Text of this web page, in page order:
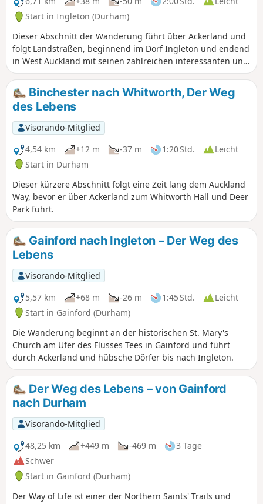
Start in Ingleton (Durham)
Dieser Abschnitt der Wanderung führt über Ackerland und
folgt Landstraßen, beginnend im Dorf Ingleton und endend
in West Auckland mit seinen zahlreichen interessanten und
historischen Gebäuden.
Binchester nach Whitworth, Der Weg
des Lebens
Visorando-Mitglied
4,54 km
+12 m -37 m 1:20 Std.
Leicht
Start in Durham
Dieser kürzere Abschnitt folgt eine Zeit lang dem Auckland
Way, bevor er über Ackerland zum Whitworth Hall und Deer
Park führt.
Gainford nach Ingleton – Der Weg des
Lebens
Visorando-Mitglied
5,57 km
+68 m -26 m 1:45 Std.
Leicht
Start in Gainford (Durham)
Die Wanderung beginnt an der historischen St. Mary's
Church am Ufer des Flusses Tees in Gainford und führt
durch Ackerland und hübsche Dörfer bis nach Ingleton.
Der Weg des Lebens – von Gainford
nach Durham
Visorando-Mitglied
48,25 km
+449 m -469 m
3 Tage
Schwer
Start in Gainford (Durham)
Der Way of Life ist einer der Northern Saints' Trails und